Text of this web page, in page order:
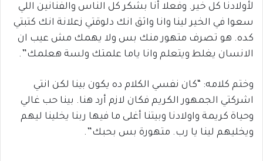
لأولادنا كل خير. وفعلا أنا بشكر كل الناس والفنانين اللي
سعوا في الخير لينا وانا واثق انك دلوقتي زعلانة انك كتبتي
كده. هو تصرف متهور منك بس ولا يهمك مش عيب ان
الانسان يغلط ويتعلم وانا ياما علمتك ولسة هعلمك”.
وختم كلامه: “كان نفسي الكلام ده يكون بينا لكن انتي
اشركتي الجمهور الكريم فكان لازم أرد هنا. بينا حب غالي
وحياة كريمة واولادنا وبيتنا أغلى ما فيها ربنا يخلينا ليهم
ويخليهم لينا يا رب. متهورة بس بحبك”.